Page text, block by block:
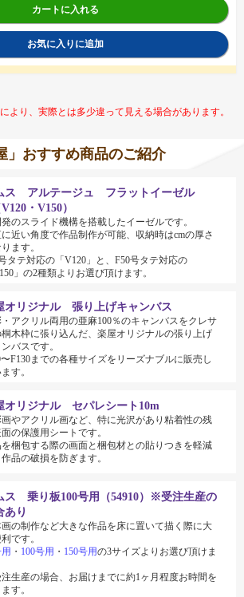
カートに入れる
お気に入りに追加
より、実際とは多少違って見える場合があります。
」おすすめ商品のご紹介
ス アルテージュ フラットイーゼル
・V150）
のスライド機構を搭載したイーゼルです。
近い角度で作品制作が可能、収納時はcmの厚さ
ます。
タテ対応の「V120」と、F50号タテ対応の
」の2種類よりお選び頂けます。
オリジナル 張り上げキャンバス
アクリル両用の亜麻100％のキャンバスをクレサ
桐木枠に張り込んだ、楽屋オリジナルの張り上げ
バスです。
F130までの各種サイズをリーズナブルに販売し
す。
オリジナル セパレシート10m
やアクリル画など、特に光沢があり粘着性の残
の保護用シートです。
梱包する際の画面と梱包材との貼りつきを軽減
作品の破損を防ぎます。
ス 乗り板100号用（54910）※受注生産の
あり
画の制作など大きな作品を床に置いて描く際に大
です。
・ 100号用 ・ 150号用の3サイズよりお選び頂けま
生産の場合、お届けまでに約1ヶ月程度お時間を
す。